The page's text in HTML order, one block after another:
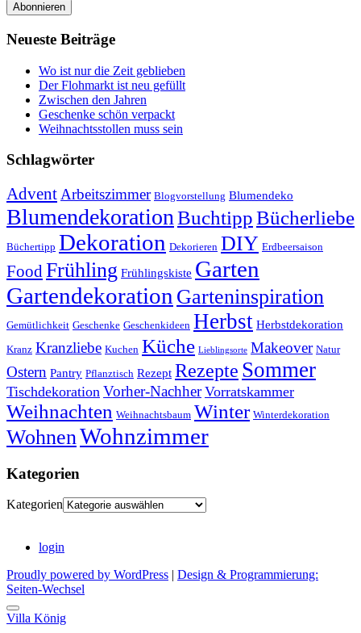
Abonnieren
Neueste Beiträge
Wo ist nur die Zeit geblieben
Der Flohmarkt ist neu gefüllt
Zwischen den Jahren
Geschenke schön verpackt
Weihnachtsstollen muss sein
Schlagwörter
Advent Arbeitszimmer Blogvorstellung Blumendeko
Blumendekoration BuchtippBücherliebe
Büchertipp Dekoration Dekorieren DIY Erdbeersaison
FoodFrühling Frühlingskiste Garten
Gartendekoration Garteninspiration
Gemütlichkeit Geschenke Geschenkideen Herbst Herbstdekoration
Kranz Kranzliebe Kuchen Küche Lieblingsorte Makeover Natur
Ostern Pantry Pflanztisch Rezept Rezepte Sommer
Tischdekoration Vorher-Nachher Vorratskammer
Weihnachten Weihnachtsbaum Winter Winterdekoration
WohnenWohnzimmer
Kategorien
Kategorien
login
Proudly powered by WordPress
Design & Programmierung:
Seiten-Wechsel
Villa König